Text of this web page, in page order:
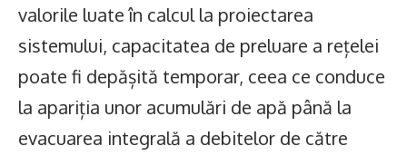
valorile luate în calcul la proiectarea
sistemului, capacitatea de preluare a rețelei
poate fi depășită temporar, ceea ce conduce
la apariția unor acumulări de apă până la
evacuarea integrală a debitelor de către